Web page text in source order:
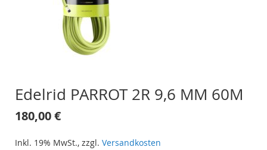
Edelrid PARROT 2R 9,6 MM 60M
180,00 €
Inkl. 19% MwSt., zzgl. Versandkosten